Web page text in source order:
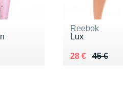
Reebok
Lux
45 €
Au lieu de 45 €
28 €
Vendu 28 €